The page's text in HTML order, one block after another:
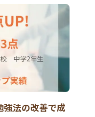
法の改善で成